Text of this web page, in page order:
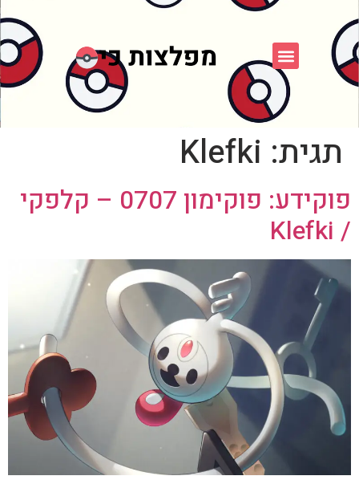
תגית: Klefki
פוקידע: פוקימון 0707 – קלפקי
/ Klefki